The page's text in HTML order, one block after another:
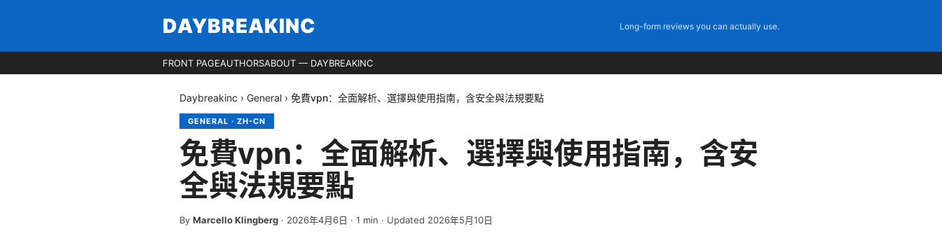
DAYBREAKINC Long-form reviews you can actually use.
FRONT PAGEAUTHORSABOUT — DAYBREAKINC
Daybreakinc › General › 免費vpn：全面解析、選擇與使用指南，含安全與法規要點
GENERAL · ZH-CN
免費vpn：全面解析、選擇與使用指南，含安
全與法規要點
By Marcello Klingberg · 2026年4月6日 · 1 min · Updated 2026年5月10日